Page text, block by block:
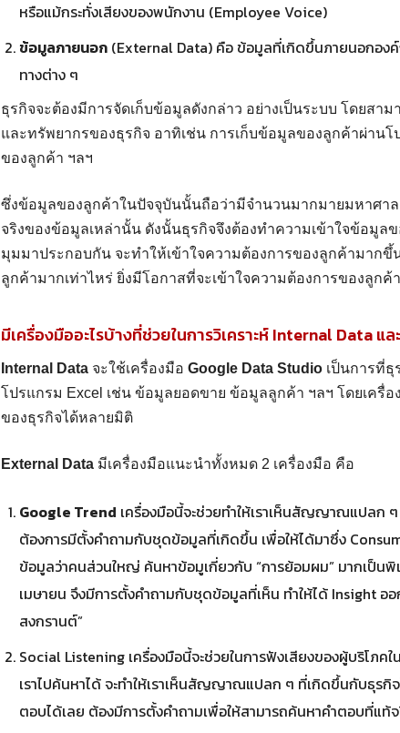
หรือแม้กระทั่งเสียงของพนักงาน (Employee Voice)
ข้อมูลภายนอก (External Data) คือ ข้อมูลที่เกิดขึ้นภายนอกอง
ทางต่าง ๆ
ธุรกิจจะต้องมีการจัดเก็บข้อมูลดังกล่าว อย่างเป็นระบบ โดยสา
และทรัพยากรของธุรกิจ อาทิเช่น การเก็บข้อมูลของลูกค้าผ่านโ
ของลูกค้า ฯลฯ
ซึ่งข้อมูลของลูกค้าในปัจจุบันนั้นถือว่ามีจำนวนมากมายมหาศาล
จริงของข้อมูลเหล่านั้น ดังนั้นธุรกิจจึงต้องทำความเข้าใจข้อมูล
มุมมาประกอบกัน จะทำให้เข้าใจความต้องการของลูกค้ามาก
ลูกค้ามากเท่าไหร่ ยิ่งมีโอกาสที่จะเข้าใจความต้องการของลูกค้
มีเครื่องมืออะไรบ้างที่ช่วยในการวิเคราะห์ Internal Data แ
Internal Data จะใช้เครื่องมือ Google Data Studio เป็นการที่
โปรแกรม Excel เช่น ข้อมูลยอดขาย ข้อมูลลูกค้า ฯลฯ โดยเครื่
ของธุรกิจได้หลายมิติ
External Data มีเครื่องมือแนะนำทั้งหมด 2 เครื่องมือ คือ
Google Trend เครื่องมือนี้จะช่วยทำให้เราเห็นสัญญาณแปลก
ต้องการมีตั้งคำถามกับชุดข้อมูลที่เกิดขึ้น เพื่อให้ได้มาซึ่ง
ข้อมูลว่าคนส่วนใหญ่ ค้นหาข้อมูเกี่ยวกับ “การย้อมผม” มากเป็น
เมษายน จึงมีการตั้งคำถามกับชุดข้อมูลที่เห็น ทำให้ได้ Insight อ
สงกรานต์”
Social Listening เครื่องมือนี้จะช่วยในการฟังเสียงของผู้บริโภค
เราไปค้นหาได้ จะทำให้เราเห็นสัญญาณแปลก ๆ ที่เกิดขึ้นกับธุร
ตอบได้เลย ต้องมีการตั้งคำถามเพื่อให้สามารถค้นหาคำตอบที่แท้